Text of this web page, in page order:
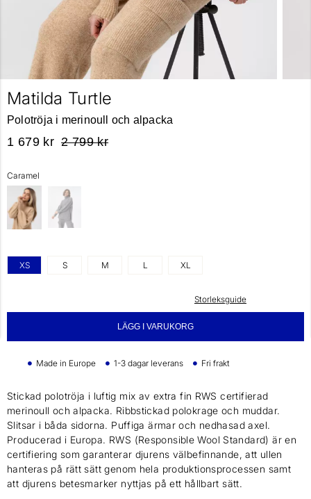
Matilda Turtle
Polotröja i merinoull och alpacka
1 679 kr 2 799 kr
Caramel
XS S M L XL
Storleksguide
LÄGG I VARUKORG
Made in Europe 1-3 dagar leverans Fri frakt
Stickad polotröja i luftig mix av extra fin RWS certifierad
merinoull och alpacka. Ribbstickad polokrage och muddar.
Slitsar i båda sidorna. Puffiga ärmar och nedhasad axel.
Producerad i Europa. RWS (Responsible Wool Standard) är en
certifiering som garanterar djurens välbefinnande, att ullen
hanteras på rätt sätt genom hela produktionsprocessen samt
att djurens betesmarker nyttjas på ett hållbart sätt.